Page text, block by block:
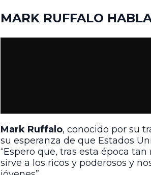
MARK RUFFALO
Mark Ruffalo, conocido por su
su esperanza de que Estados
“Espero que, tras esta época
sirve a los ricos y poderosos y